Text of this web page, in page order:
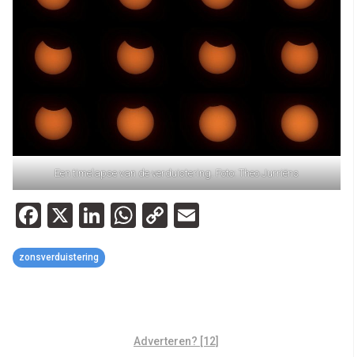
Een timelapse van de verduistering. Foto: Theo Jurriëns
Facebook
X LinkedIn
WhatsApp
Copy
zonsverduistering
Adverteren? [12]